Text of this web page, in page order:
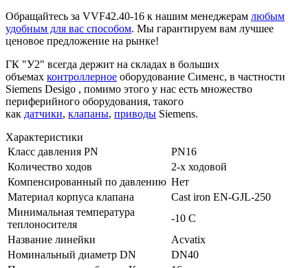
Обращайтесь за VVF42.40-16 к нашим менеджерам любым
удобным для вас способом. Мы гарантируем вам лучшее
ценовое предложение на рынке!
ГК "У2" всегда держит на складах в больших
объемах контроллерное оборудование Сименс, в частности
Siemens Desigo , помимо этого у нас есть множество
периферийного оборудования, такого
как датчики, клапаны, приводы Siemens.
Характеристики
Класс давления PN
PN16
Количество ходов
2-х ходовой
Компенсированный по давлению Нет
Материал корпуса клапана
Cast iron EN-GJL-250
Минимальная температура
теплоносителя
-10 C
Название линейки
Acvatix
Номинальный диаметр DN
DN40